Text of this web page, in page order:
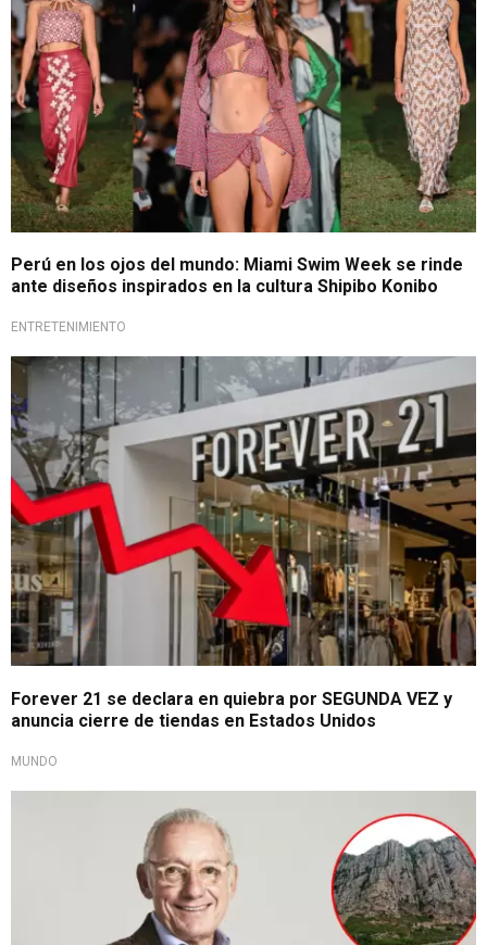
Perú en los ojos del mundo: Miami Swim Week se rinde
ante diseños inspirados en la cultura Shipibo Konibo
ENTRETENIMIENTO
Famosa marca de modas
Forever 21 se declara en quiebra por SEGUNDA VEZ y
anuncia cierre de tiendas en Estados Unidos
MUNDO